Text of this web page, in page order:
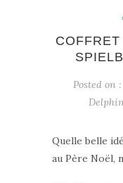
Posted on
Quelle belle
au Père Noël,